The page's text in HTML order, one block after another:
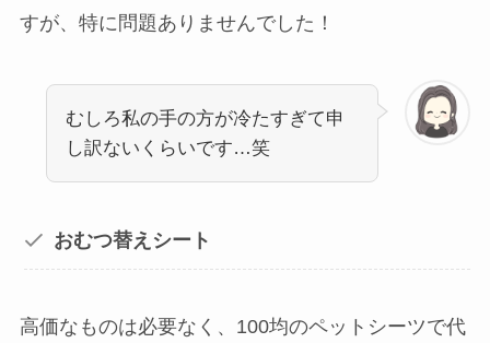
すが、特に問題ありませんでした！
むしろ私の手の方が冷たすぎて申
し訳ないくらいです…笑
おむつ替えシート
高価なものは必要なく、100均のペットシーツで代